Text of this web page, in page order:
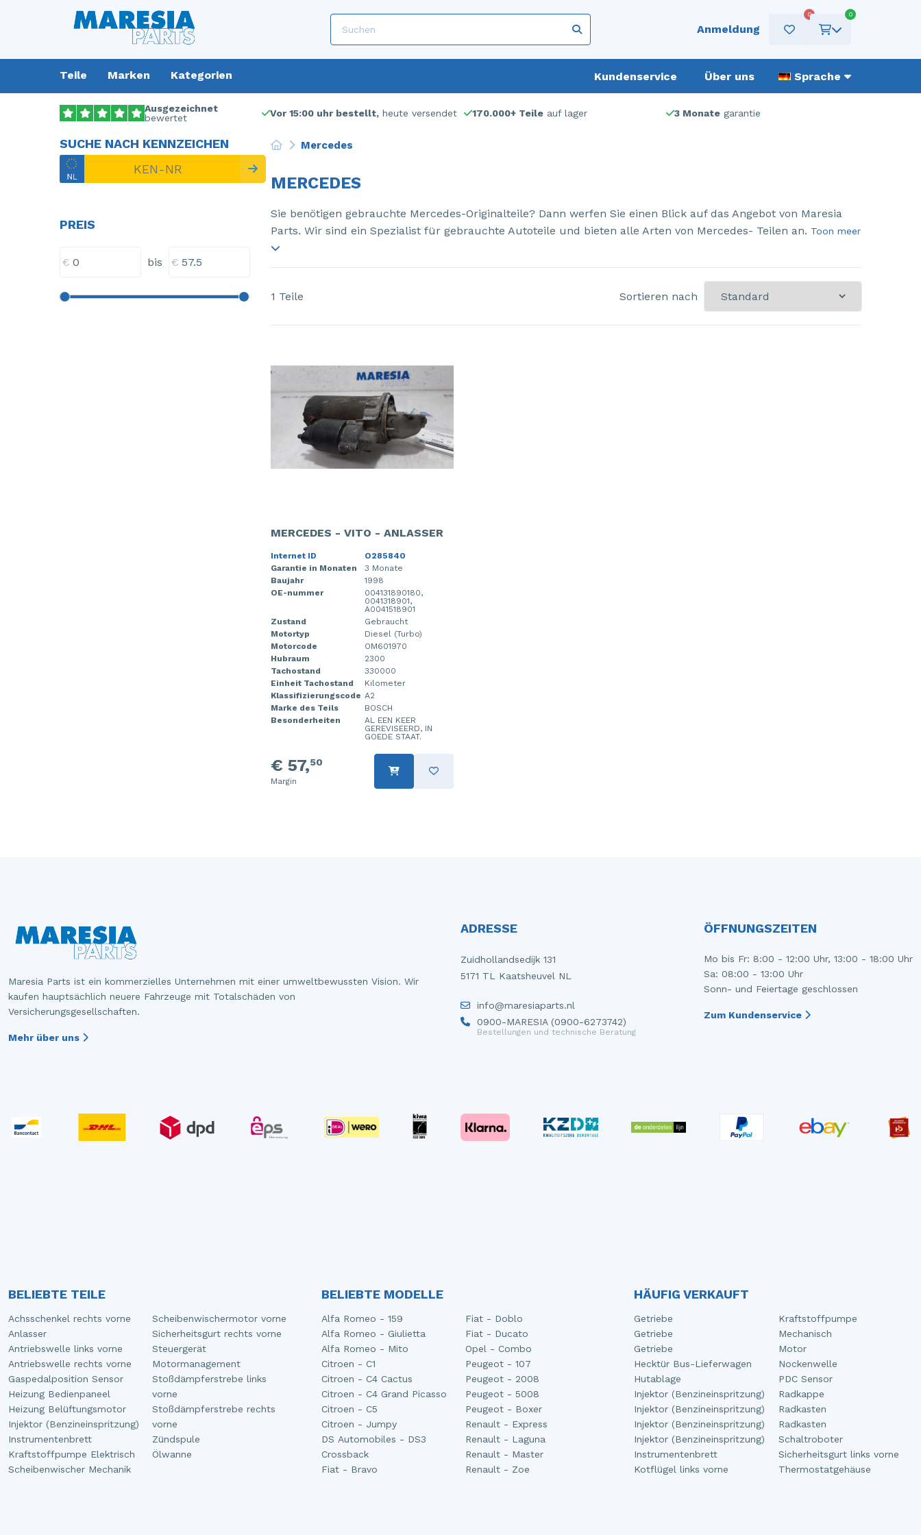
Anmeldung
0 0
Teile Marken Kategorien Kundenservice Über uns Sprache
Ausgezeichnet
bewertet
Vor 15:00 uhr bestellt, heute versendet 170.000+ Teile auf lager 3 Monate garantie
SUCHE NACH KENNZEICHEN
PREIS
€ bis €
Mercedes
MERCEDES
Sie benötigen gebrauchte Mercedes-Originalteile? Dann werfen Sie einen Blick auf das Angebot von Maresia
Parts. Wir sind ein Spezialist für gebrauchte Autoteile und bieten alle Arten von Mercedes- Teilen an. Toon meer
1 Teile Sortieren nach
MERCEDES - VITO - ANLASSER
Internet ID
O285840
Garantie in Monaten
3 Monate
Baujahr
1998
OE-nummer
004131890180,
0041318901,
A0041518901
Zustand
Gebraucht
Motortyp
Diesel (Turbo)
Motorcode
OM601970
Hubraum
2300
Tachostand
330000
Einheit Tachostand
Kilometer
Klassifizierungscode A2
Marke des Teils
BOSCH
Besonderheiten
AL EEN KEER
GEREVISEERD, IN
GOEDE STAAT.
€ 57,50
Margin
Maresia Parts ist ein kommerzielles Unternehmen mit einer umweltbewussten Vision. Wir
kaufen hauptsächlich neuere Fahrzeuge mit Totalschäden von
Versicherungsgesellschaften.
Mehr über uns
ADRESSE
Zuidhollandsedijk 131
5171 TL Kaatsheuvel NL
info@maresiaparts.nl
0900-MARESIA (0900-6273742)
Bestellungen und technische Beratung
ÖFFNUNGSZEITEN
Mo bis Fr: 8:00 - 12:00 Uhr, 13:00 - 18:00 Uhr
Sa: 08:00 - 13:00 Uhr
Sonn- und Feiertage geschlossen
Zum Kundenservice
BELIEBTE TEILE
Achsschenkel rechts vorne
Anlasser
Antriebswelle links vorne
Antriebswelle rechts vorne
Gaspedalposition Sensor
Heizung Bedienpaneel
Heizung Belüftungsmotor
Injektor (Benzineinspritzung)
Instrumentenbrett
Kraftstoffpumpe Elektrisch
Scheibenwischer Mechanik
Scheibenwischermotor vorne
Sicherheitsgurt rechts vorne
Steuergerät
Motormanagement
Stoßdämpferstrebe links
vorne
Stoßdämpferstrebe rechts
vorne
Zündspule
Ölwanne
BELIEBTE MODELLE
Alfa Romeo - 159
Alfa Romeo - Giulietta
Alfa Romeo - Mito
Citroen - C1
Citroen - C4 Cactus
Citroen - C4 Grand Picasso
Citroen - C5
Citroen - Jumpy
DS Automobiles - DS3
Crossback
Fiat - Bravo
Fiat - Doblo
Fiat - Ducato
Opel - Combo
Peugeot - 107
Peugeot - 2008
Peugeot - 5008
Peugeot - Boxer
Renault - Express
Renault - Laguna
Renault - Master
Renault - Zoe
HÄUFIG VERKAUFT
Getriebe
Getriebe
Getriebe
Hecktür Bus-Lieferwagen
Hutablage
Injektor (Benzineinspritzung)
Injektor (Benzineinspritzung)
Injektor (Benzineinspritzung)
Injektor (Benzineinspritzung)
Instrumentenbrett
Kotflügel links vorne
Kraftstoffpumpe
Mechanisch
Motor
Nockenwelle
PDC Sensor
Radkappe
Radkasten
Radkasten
Schaltroboter
Sicherheitsgurt links vorne
Thermostatgehäuse